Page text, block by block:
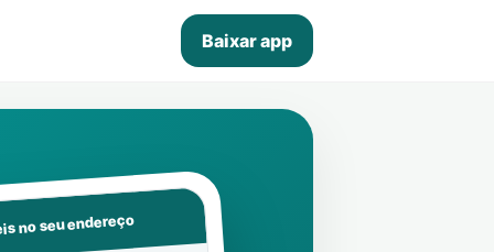
Baixar app
no seu endereço